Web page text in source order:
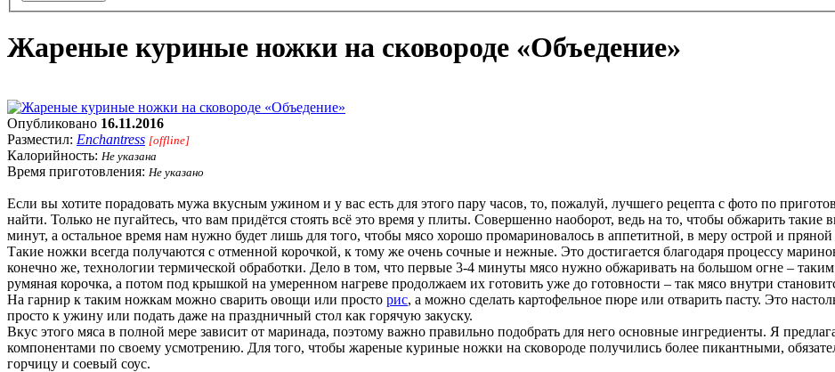
Жареные куриные ножки на сковороде «Объедение»
Опубликовано 16.11.2016
Разместил: Enchantress [offline]
Калорийность: Не указана
Время приготовления: Не указано
Если вы хотите порадовать мужа вкусным ужином и у вас есть для этого пару часов, то, пожалуй, лучшего рецепта с фото по
найти. Только не пугайтесь, что вам придётся стоять всё это время у плиты. Совершенно наоборот, ведь на то, чтобы обжарить такие
минут, а остальное время нам нужно будет лишь для того, чтобы мясо хорошо промариновалось в аппетитной, в меру острой и пряной
Такие ножки всегда получаются с отменной корочкой, к тому же очень сочные и нежные. Это достигается благодаря процессу
конечно же, технологии термической обработки. Дело в том, что первые 3-4 минуты мясо нужно обжаривать на большом огне –
румяная корочка, а потом под крышкой на умеренном нагреве продолжаем их готовить уже до готовности – так мясо внутри
На гарнир к таким ножкам можно сварить овощи или просто рис, а можно сделать картофельное пюре или отварить пасту. Это
просто к ужину или подать даже на праздничный стол как горячую закуску.
Вкус этого мяса в полной мере зависит от маринада, поэтому важно правильно подобрать для него основные ингредиенты. Я
компонентами по своему усмотрению. Для того, чтобы жареные куриные ножки на сковороде получились более пикантными,
горчицу и соевый соус.